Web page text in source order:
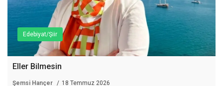
Edebiyat/Şiir
Eller Bilmesin
Şemsi Hançer 18 Temmuz 2026